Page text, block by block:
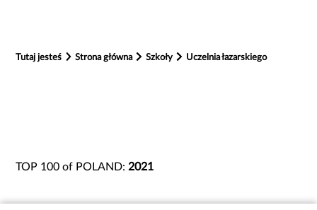
Tutaj jesteś Strona główna Szkoły Uczelnia łazarskiego
TOP 100 of POLAND: 2021